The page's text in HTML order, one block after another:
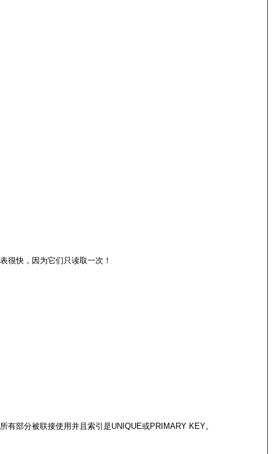
很快，因为它们只读取一次！
部分被联接使用并且索引是UNIQUE或PRIMARY KEY。